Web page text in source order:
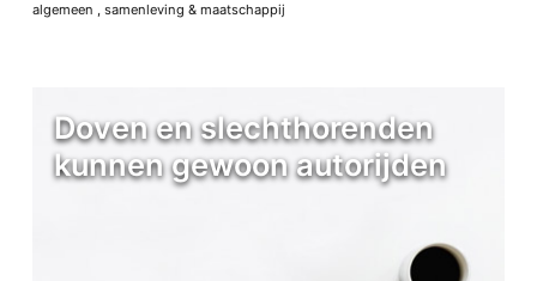
algemeen , samenleving & maatschappij
Doven en slechthorenden
kunnen gewoon autorijden